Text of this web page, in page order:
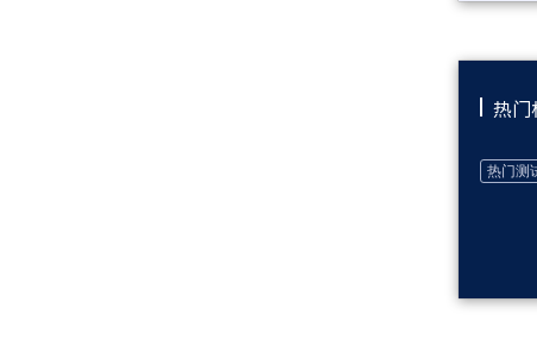
热门
热门测